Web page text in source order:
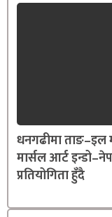
धनगढीमा ताङ–इल
मार्सल आर्ट
प्रतियोगिता हुँदै